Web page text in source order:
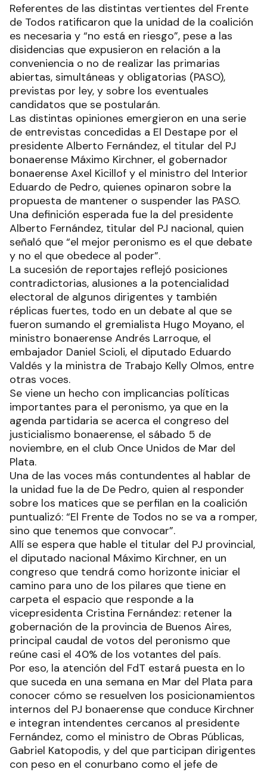
Referentes de las distintas vertientes del Frente
de Todos ratificaron que la unidad de la coalición
es necesaria y “no está en riesgo”, pese a las
disidencias que expusieron en relación a la
conveniencia o no de realizar las primarias
abiertas, simultáneas y obligatorias (PASO),
previstas por ley, y sobre los eventuales
candidatos que se postularán.
Las distintas opiniones emergieron en una serie
de entrevistas concedidas a El Destape por el
presidente Alberto Fernández, el titular del PJ
bonaerense Máximo Kirchner, el gobernador
bonaerense Axel Kicillof y el ministro del Interior
Eduardo de Pedro, quienes opinaron sobre la
propuesta de mantener o suspender las PASO.
Una definición esperada fue la del presidente
Alberto Fernández, titular del PJ nacional, quien
señaló que “el mejor peronismo es el que debate
y no el que obedece al poder”.
La sucesión de reportajes reflejó posiciones
contradictorias, alusiones a la potencialidad
electoral de algunos dirigentes y también
réplicas fuertes, todo en un debate al que se
fueron sumando el gremialista Hugo Moyano, el
ministro bonaerense Andrés Larroque, el
embajador Daniel Scioli, el diputado Eduardo
Valdés y la ministra de Trabajo Kelly Olmos, entre
otras voces.
Se viene un hecho con implicancias políticas
importantes para el peronismo, ya que en la
agenda partidaria se acerca el congreso del
justicialismo bonaerense, el sábado 5 de
noviembre, en el club Once Unidos de Mar del
Plata.
Una de las voces más contundentes al hablar de
la unidad fue la de De Pedro, quien al responder
sobre los matices que se perfilan en la coalición
puntualizó: “El Frente de Todos no se va a romper,
sino que tenemos que convocar”.
Allí se espera que hable el titular del PJ provincial,
el diputado nacional Máximo Kirchner, en un
congreso que tendrá como horizonte iniciar el
camino para uno de los pilares que tiene en
carpeta el espacio que responde a la
vicepresidenta Cristina Fernández: retener la
gobernación de la provincia de Buenos Aires,
principal caudal de votos del peronismo que
reúne casi el 40% de los votantes del país.
Por eso, la atención del FdT estará puesta en lo
que suceda en una semana en Mar del Plata para
conocer cómo se resuelven los posicionamientos
internos del PJ bonaerense que conduce Kirchner
e integran intendentes cercanos al presidente
Fernández, como el ministro de Obras Públicas,
Gabriel Katopodis, y del que participan dirigentes
con peso en el conurbano como el jefe de